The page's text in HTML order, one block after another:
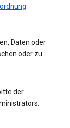
Daten oder
oder zu
der